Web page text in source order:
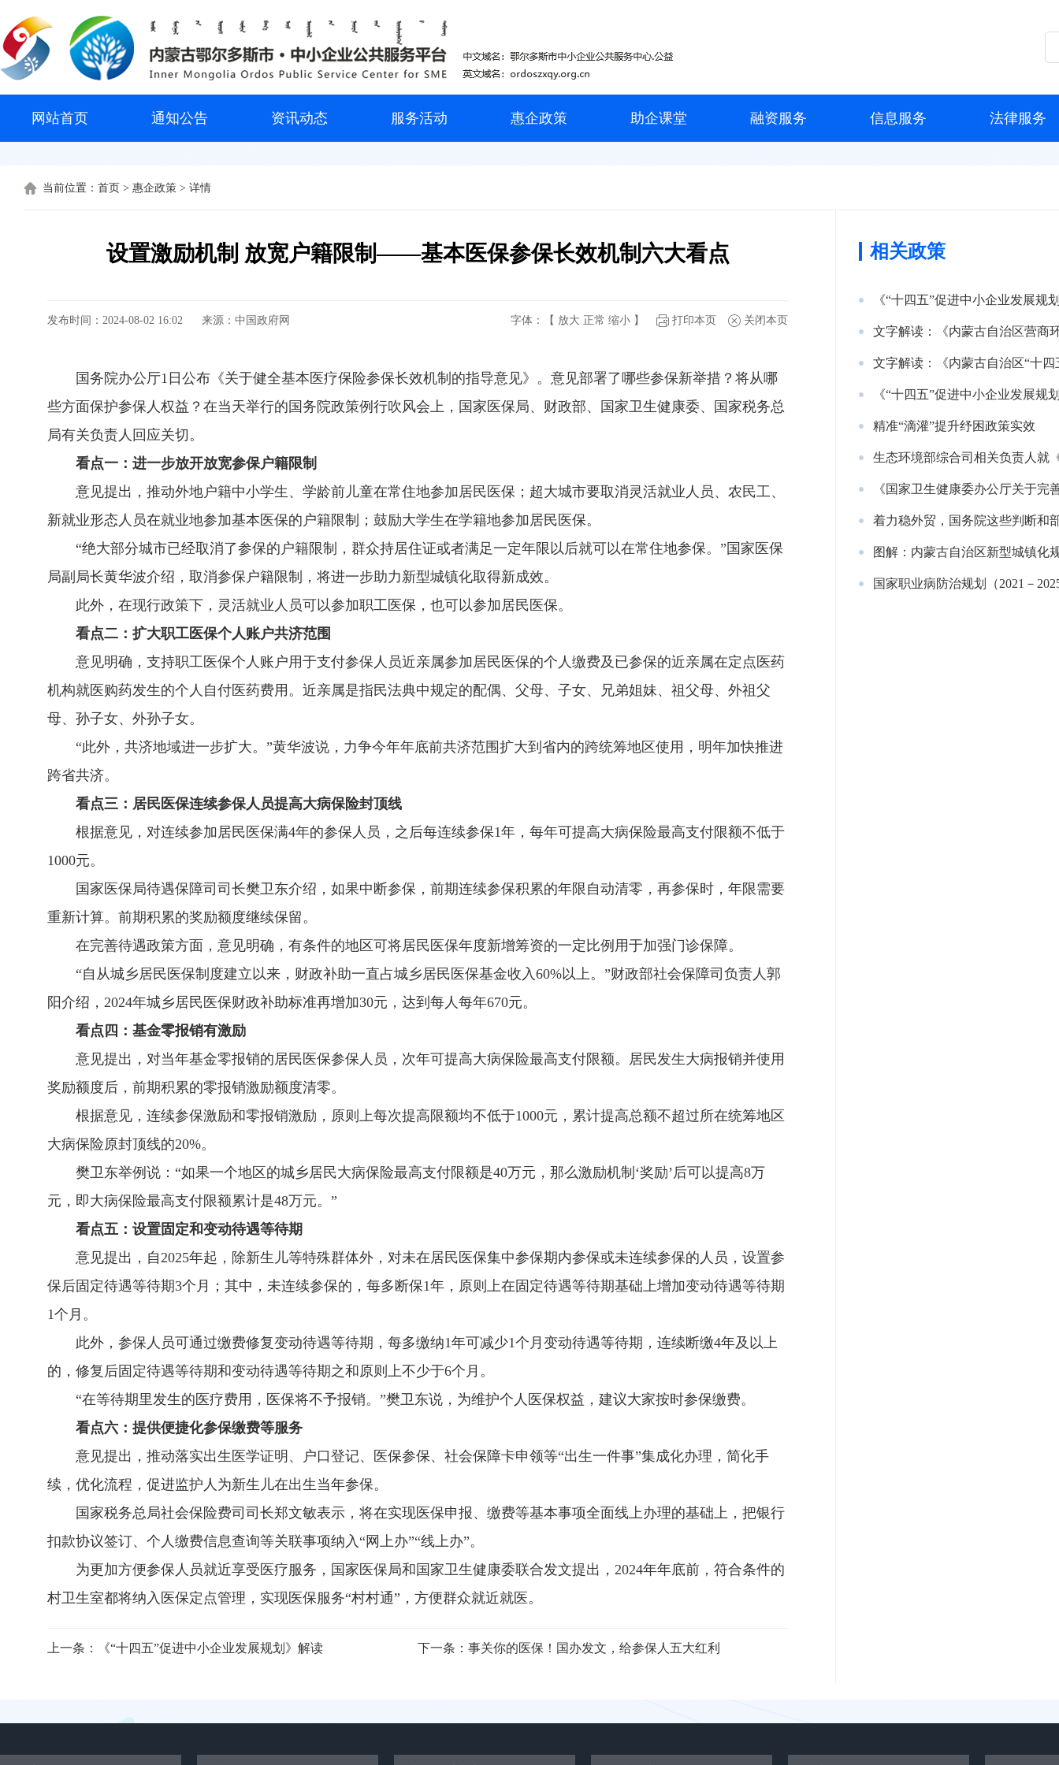
网站首页 通知公告 资讯动态 服务活动 惠企政策 助企课堂 融资服务 信息服务 法律服务
当前位置： 首页 > 惠企政策 > 详情
设置激励机制 放宽户籍限制——基本医保参保长效机制六大看点
发布时间：2024-08-02 16:02 来源：中国政府网 打印本页 关闭本页
字体：【 放大 正常 缩小 】
国务院办公厅1日公布 《关于健全基本医疗保险参保长效机制的指导意见》 。意见部署了哪些参保新举措？将从哪
些方面保护参保人权益？在当天举行的国务院政策例行吹风会上，国家医保局、财政部、国家卫生健康委、国家税务总
局有关负责人回应关切。
看点一：进一步放开放宽参保户籍限制
意见提出，推动外地户籍中小学生、学龄前儿童在常住地参加居民医保；超大城市要取消灵活就业人员、农民工、
新就业形态人员在就业地参加基本医保的户籍限制；鼓励大学生在学籍地参加居民医保。
“绝大部分城市已经取消了参保的户籍限制，群众持居住证或者满足一定年限以后就可以在常住地参保。”国家医保
局副局长黄华波介绍，取消参保户籍限制，将进一步助力新型城镇化取得新成效。
此外，在现行政策下，灵活就业人员可以参加职工医保，也可以参加居民医保。
看点二：扩大职工医保个人账户共济范围
意见明确，支持职工医保个人账户用于支付参保人员近亲属参加居民医保的个人缴费及已参保的近亲属在定点医药
机构就医购药发生的个人自付医药费用。近亲属是指民法典中规定的配偶、父母、子女、兄弟姐妹、祖父母、外祖父
母、孙子女、外孙子女。
“此外，共济地域进一步扩大。”黄华波说，力争今年年底前共济范围扩大到省内的跨统筹地区使用，明年加快推进
跨省共济。
看点三：居民医保连续参保人员提高大病保险封顶线
根据意见，对连续参加居民医保满4年的参保人员，之后每连续参保1年，每年可提高大病保险最高支付限额不低于
1000元。
国家医保局待遇保障司司长樊卫东介绍，如果中断参保，前期连续参保积累的年限自动清零，再参保时，年限需要
重新计算。前期积累的奖励额度继续保留。
在完善待遇政策方面，意见明确，有条件的地区可将居民医保年度新增筹资的一定比例用于加强门诊保障。
“自从城乡居民医保制度建立以来，财政补助一直占城乡居民医保基金收入60%以上。”财政部社会保障司负责人郭
阳介绍，2024年城乡居民医保财政补助标准再增加30元，达到每人每年670元。
看点四：基金零报销有激励
意见提出，对当年基金零报销的居民医保参保人员，次年可提高大病保险最高支付限额。居民发生大病报销并使用
奖励额度后，前期积累的零报销激励额度清零。
根据意见，连续参保激励和零报销激励，原则上每次提高限额均不低于1000元，累计提高总额不超过所在统筹地区
大病保险原封顶线的20%。
樊卫东举例说：“如果一个地区的城乡居民大病保险最高支付限额是40万元，那么激励机制‘奖励’后可以提高8万
元，即大病保险最高支付限额累计是48万元。”
看点五：设置固定和变动待遇等待期
意见提出，自2025年起，除新生儿等特殊群体外，对未在居民医保集中参保期内参保或未连续参保的人员，设置参
保后固定待遇等待期3个月；其中，未连续参保的，每多断保1年，原则上在固定待遇等待期基础上增加变动待遇等待期
1个月。
此外，参保人员可通过缴费修复变动待遇等待期，每多缴纳1年可减少1个月变动待遇等待期，连续断缴4年及以上
的，修复后固定待遇等待期和变动待遇等待期之和原则上不少于6个月。
“在等待期里发生的医疗费用，医保将不予报销。”樊卫东说，为维护个人医保权益，建议大家按时参保缴费。
看点六：提供便捷化参保缴费等服务
意见提出，推动落实出生医学证明、户口登记、医保参保、社会保障卡申领等“出生一件事”集成化办理，简化手
续，优化流程，促进监护人为新生儿在出生当年参保。
国家税务总局社会保险费司司长郑文敏表示，将在实现医保申报、缴费等基本事项全面线上办理的基础上，把银行
扣款协议签订、个人缴费信息查询等关联事项纳入“网上办”“线上办”。
为更加方便参保人员就近享受医疗服务，国家医保局和国家卫生健康委联合发文提出，2024年年底前，符合条件的
村卫生室都将纳入医保定点管理，实现医保服务“村村通”，方便群众就近就医。
上一条： 《“十四五”促进中小企业发展规划》解读 下一条： 事关你的医保！国办发文，给参保人五大红利
相关政策
《“十四五”促进中小企业发展规
《“十四五”促进中小企业发展规
精准“滴灌”提升纾困政策实效
着力稳外贸，国务院这些判断和
国家职业病防治规划（2021－